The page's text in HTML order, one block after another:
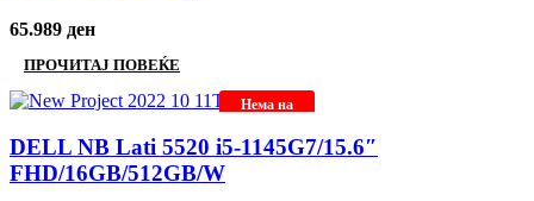
65.989 ден
ПРОЧИТАЈ ПОВЕЌЕ
Нема на
DELL NB Lati 5520 i5-1145G7/15.6″
FHD/16GB/512GB/W